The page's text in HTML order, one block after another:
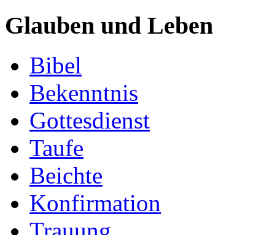
Glauben und Leben
Bibel
Bekenntnis
Gottesdienst
Taufe
Beichte
Konfirmation